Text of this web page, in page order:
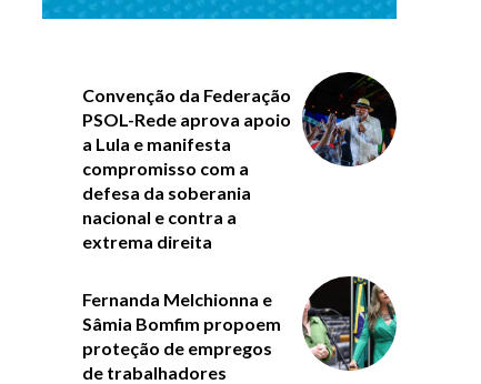
Convenção da Federação
PSOL-Rede aprova apoio
a Lula e manifesta
compromisso com a
defesa da soberania
nacional e contra a
extrema direita
Fernanda Melchionna e
Sâmia Bomfim propoem
proteção de empregos
de trabalhadores